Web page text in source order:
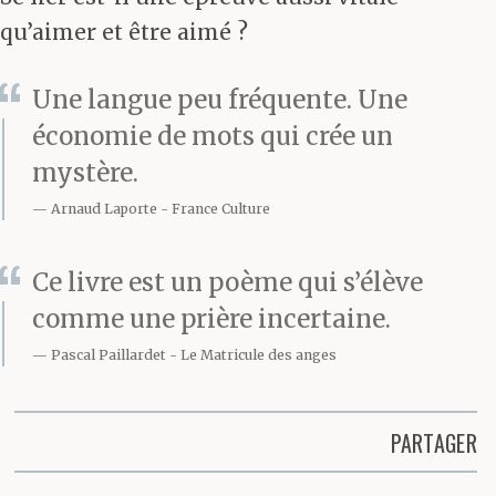
qu’aimer et être aimé ?
Une langue peu fréquente. Une
économie de mots qui crée un
mystère.
Arnaud Laporte France Culture
Ce livre est un poème qui s’élève
comme une prière incertaine.
Pascal Paillardet Le Matricule des anges
PARTAGER